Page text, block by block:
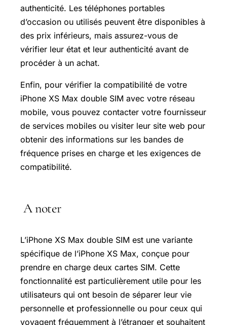
authenticité. Les téléphones portables
d’occasion ou utilisés peuvent être disponibles à
des prix inférieurs, mais assurez-vous de
vérifier leur état et leur authenticité avant de
procéder à un achat.
Enfin, pour vérifier la compatibilité de votre
iPhone XS Max double SIM avec votre réseau
mobile, vous pouvez contacter votre fournisseur
de services mobiles ou visiter leur site web pour
obtenir des informations sur les bandes de
fréquence prises en charge et les exigences de
compatibilité.
A noter
L’iPhone XS Max double SIM est une variante
spécifique de l’iPhone XS Max, conçue pour
prendre en charge deux cartes SIM. Cette
fonctionnalité est particulièrement utile pour les
utilisateurs qui ont besoin de séparer leur vie
personnelle et professionnelle ou pour ceux qui
voyagent fréquemment à l’étranger et souhaitent